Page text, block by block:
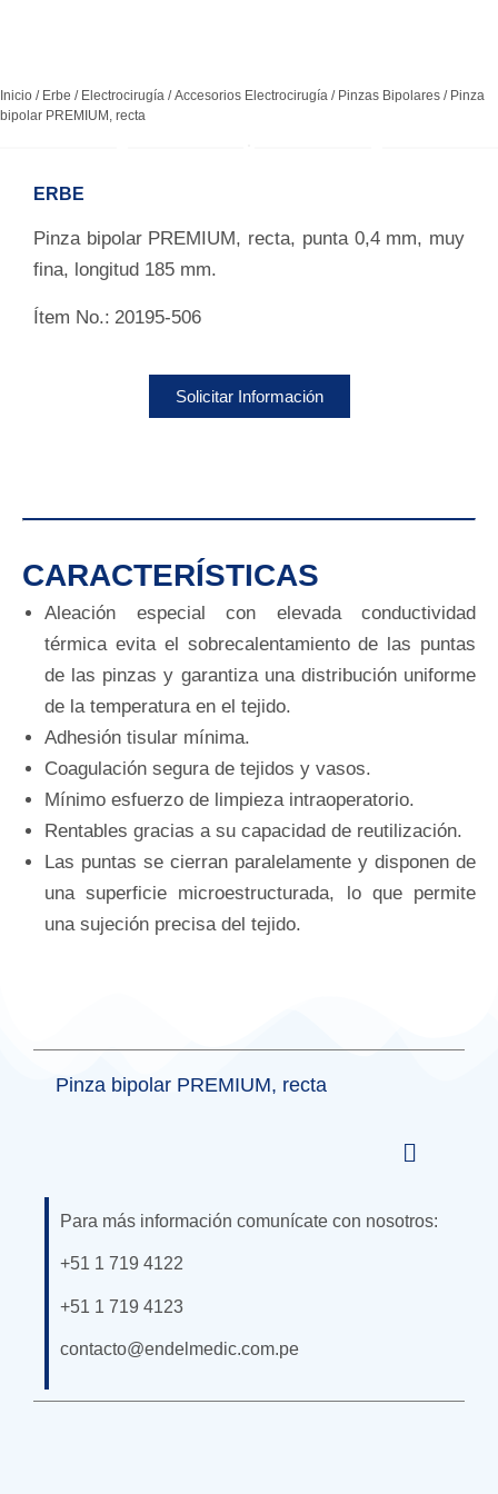
Inicio / Erbe / Electrocirugía /Accesorios Electrocirugía / Pinzas Bipolares / Pinza
bipolar PREMIUM, recta
ERBE
Pinza bipolar PREMIUM, recta, punta 0,4 mm, muy
fina, longitud 185 mm.
Ítem No.: 20195-506
Solicitar Información
CARACTERÍSTICAS
Aleación especial con elevada conductividad
térmica evita el sobrecalentamiento de las puntas
de las pinzas y garantiza una distribución uniforme
de la temperatura en el tejido.
Adhesión tisular mínima.
Coagulación segura de tejidos y vasos.
Mínimo esfuerzo de limpieza intraoperatorio.
Rentables gracias a su capacidad de reutilización.
Las puntas se cierran paralelamente y disponen de
una superficie microestructurada, lo que permite
una sujeción precisa del tejido.
Pinza bipolar PREMIUM, recta
Para más información comunícate con nosotros:
+51 1 719 4122
+51 1 719 4123
contacto@endelmedic.com.pe